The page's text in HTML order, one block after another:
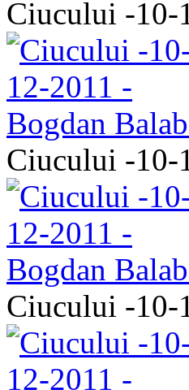
Ciucului -10-
Ciucului -10-
Ciucului -10-